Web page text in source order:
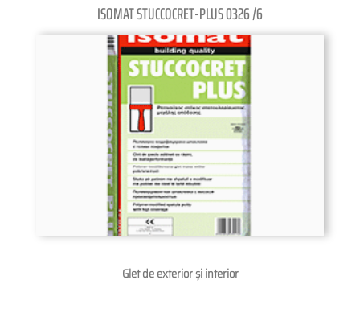
ISOMAT STUCCOCRET-PLUS 0326 /6
Glet de exterior și interior